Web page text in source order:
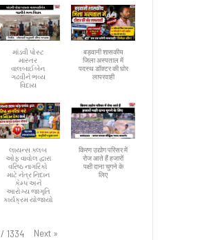
માંડવી પોસ્ટ
માસ્તર
વાલબાઈબેન
ગઢવીને ભવ્ય
વિદાય
बड़वानी शासकीय
जिला अस्पताल में
पदस्थ डॉक्टर की घोर
लापरवाही
લાયન્સ ક્લબ
ઓફ વાવોલ દ્વારા
વરિષ્ઠ નાગરિકો
માટે નેત્ર નિદાન
કેમ્પ અને
આરોગ્ય જાગૃતિ
કાર્યક્રમ યોજાયો
किरण उद्योग परिसर में
रोज आते हैं हजारों
पक्षी दाना चुगने के
लिए
/ 1334 Next »